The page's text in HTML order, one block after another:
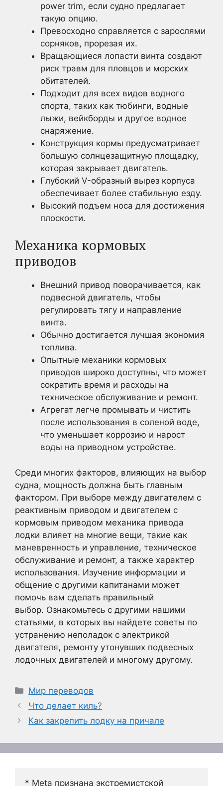
power trim, если судно предлагает
такую опцию.
Превосходно справляется с зарослями
сорняков, прорезая их.
Вращающиеся лопасти винта создают
риск травм для пловцов и морских
обитателей.
Подходит для всех видов водного
спорта, таких как тюбинги, водные
лыжи, вейкборды и другое водное
снаряжение.
Конструкция кормы предусматривает
большую солнцезащитную площадку,
которая закрывает двигатель.
Глубокий V-образный вырез корпуса
обеспечивает более стабильную езду.
Высокий подъем носа для достижения
плоскости.
Механика кормовых
приводов
Внешний привод поворачивается, как
подвесной двигатель, чтобы
регулировать тягу и направление
винта.
Обычно достигается лучшая экономия
топлива.
Опытные механики кормовых
приводов широко доступны, что может
сократить время и расходы на
техническое обслуживание и ремонт.
Агрегат легче промывать и чистить
после использования в соленой воде,
что уменьшает коррозию и нарост
воды на приводном устройстве.
Среди многих факторов, влияющих на выбор
судна, мощность должна быть главным
фактором. При выборе между двигателем с
реактивным приводом и двигателем с
кормовым приводом механика привода
лодки влияет на многие вещи, такие как
маневренность и управление, техническое
обслуживание и ремонт, а также характер
использования. Изучение информации и
общение с другими капитанами может
помочь вам сделать правильный
выбор. Ознакомьтесь с другими нашими
статьями, в которых вы найдете советы по
устранению неполадок с электрикой
двигателя, ремонту утонувших подвесных
лодочных двигателей и многому другому.
Рубрики
Мир переводов
Что делает киль?
Как закрепить лодку на причале
* Meta признана экстремистской